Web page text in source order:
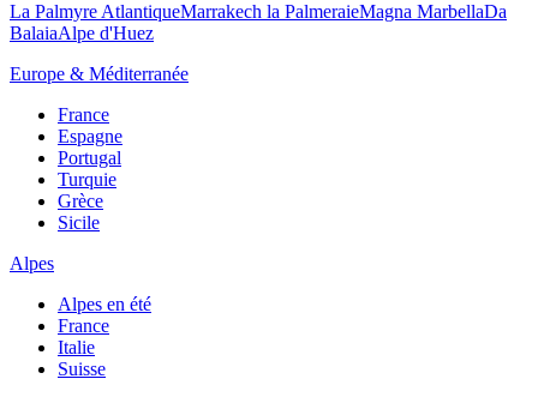
La Palmyre AtlantiqueMarrakech la PalmeraieMagna MarbellaDa
BalaiaAlpe d'Huez
Europe & Méditerranée
France
Espagne
Portugal
Turquie
Grèce
Sicile
Alpes
Alpes en été
France
Italie
Suisse